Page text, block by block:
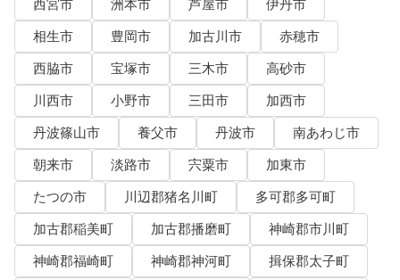
西宮市
洲本市 芦屋市
伊丹市
相生市
豊岡市 加古川市
赤穂市
西脇市
宝塚市 三木市
高砂市
川西市
小野市 三田市
加西市
丹波篠山市
養父市 丹波市
南あわじ市
朝来市
淡路市 宍粟市
加東市
たつの市
川辺郡猪名川町
多可郡多可町
加古郡稲美町
加古郡播磨町
神崎郡市川町
神崎郡福崎町
神崎郡神河町
揖保郡太子町